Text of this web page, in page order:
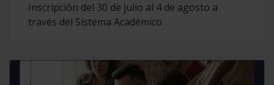
Inscripción del 30 de julio al 4 de agosto a
través del Sistema Académico